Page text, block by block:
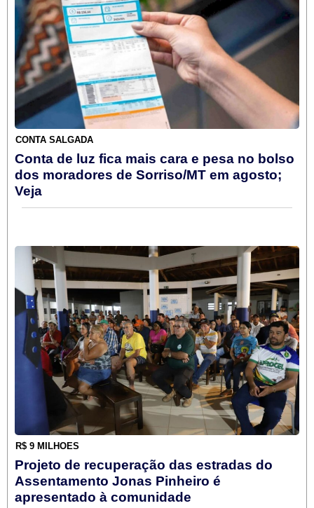
CONTA SALGADA
Conta de luz fica mais cara e pesa no bolso
dos moradores de Sorriso/MT em agosto;
Veja
R$ 9 MILHÕES
Projeto de recuperação das estradas do
Assentamento Jonas Pinheiro é
apresentado à comunidade